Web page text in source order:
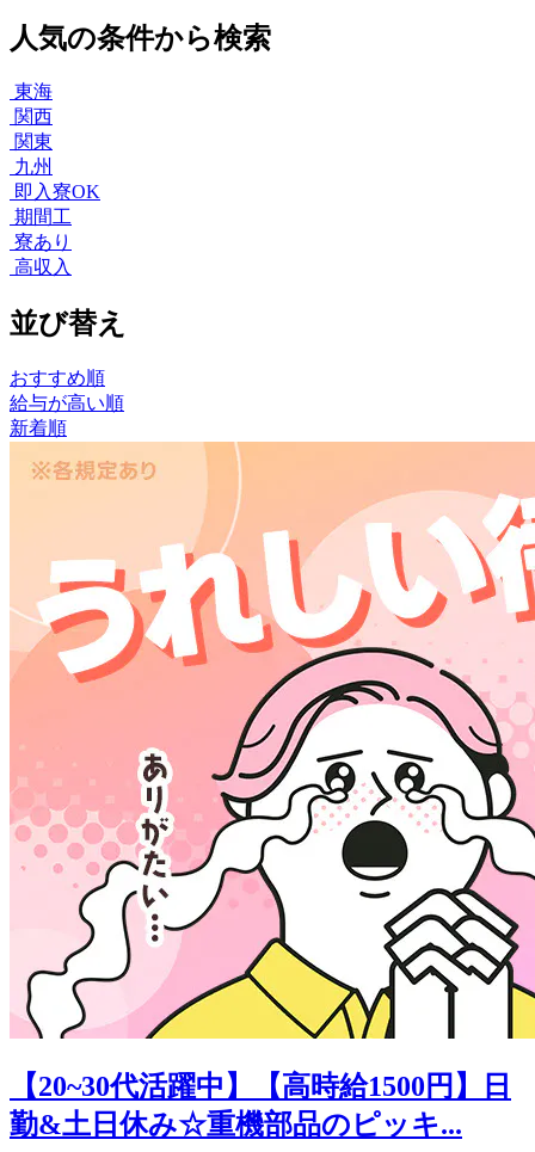
人気の条件から検索
東海
関西
関東
九州
即入寮OK
期間工
寮あり
高収入
並び替え
おすすめ順
給与が高い順
新着順
【20~30代活躍中】【高時給1500円】日
勤&土日休み☆重機部品のピッキ...